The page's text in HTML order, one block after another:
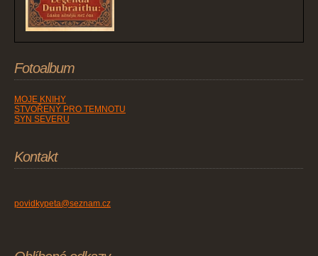
Fotoalbum
MOJE KNIHY
STVOŘENÝ PRO TEMNOTU
SYN SEVERU
Kontakt
povidkypeta@seznam.cz